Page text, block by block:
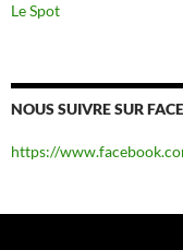
Le Spot
NOUS SUIVRE SUR
https://